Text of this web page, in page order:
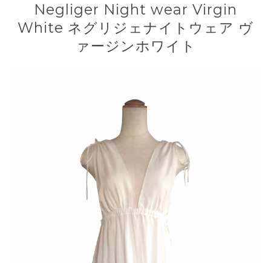
Negliger Night wear Virgin
White ネグリジェナイトウェア ヴ
ァージンホワイト